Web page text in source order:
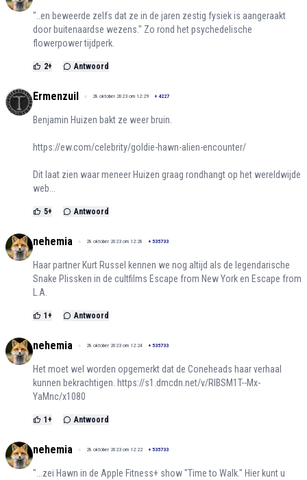
"..en beweerde zelfs dat ze in de jaren zestig fysiek is aangeraakt
door buitenaardse wezens." Zo rond het psychedelische
flowerpower tijdperk.
2+ Antwoord
Ermenzuil 28 oktober 2023 om 12:29 + 4227
Benjamin Huizen bakt ze weer bruin.
https://ew.com/celebrity/goldie-hawn-alien-encounter/
Dit laat zien waar meneer Huizen graag rondhangt op het wereldwijde
web...
5+ Antwoord
nehemia 28 oktober 2023 om 12:28 + 535733
Haar partner Kurt Russel kennen we nog altijd als de legendarische
Snake Plissken in de cultfilms Escape from New York en Escape from
L.A.
1 + Antwoord
nehemia 28 oktober 2023 om 12:24 + 535733
Het moet wel worden opgemerkt dat de Coneheads haar verhaal
kunnen bekrachtigen. https://s1.dmcdn.net/v/RlBSM1T--Mx-
YaMnc/x1080
1 + Antwoord
nehemia 28 oktober 2023 om 12:22 + 535733
"...zei Hawn in de Apple Fitness+ show "Time to Walk." Hier kunt u